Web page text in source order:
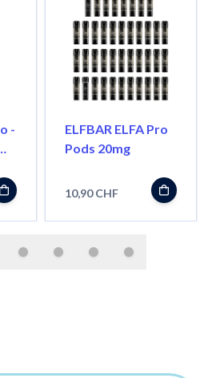
-
ELFBAR ELFA Pro
Pods 20mg
10,90 CHF